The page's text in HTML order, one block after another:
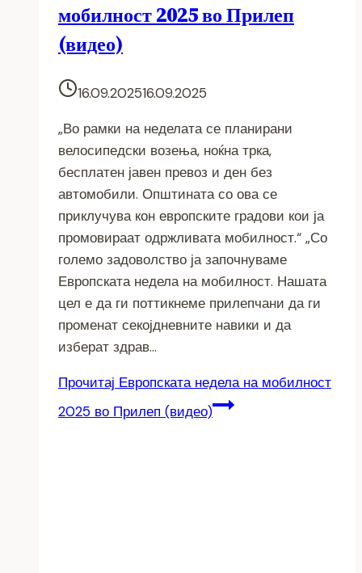
мобилност 2025 во Прилеп
(видео)
16.09.202516.09.2025
„Во рамки на неделата се планирани
велосипедски возења, ноќна трка,
бесплатен јавен превоз и ден без
автомобили. Општината со ова се
приклучува кон европските градови кои ја
промовираат одржливата мобилност.“ „Со
големо задоволство ја започнуваме
Европската недела на мобилност. Нашата
цел е да ги поттикнеме прилепчани да ги
променат секојдневните навики и да
изберат здрав…
Прочитај Европската недела на мобилност
2025 во Прилеп (видео)